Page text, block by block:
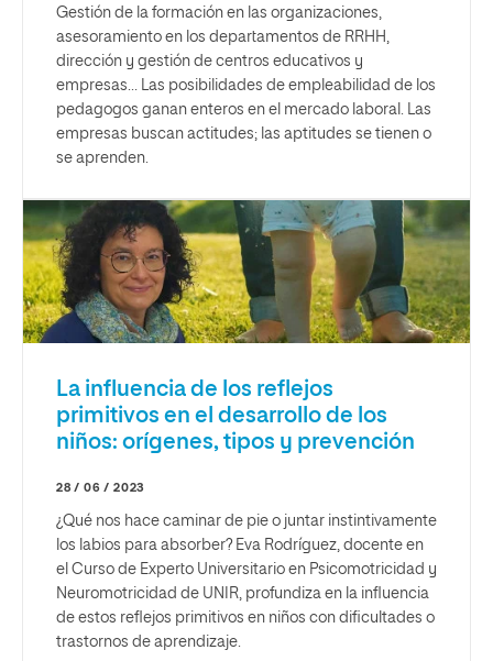
Gestión de la formación en las organizaciones,
asesoramiento en los departamentos de RRHH,
dirección y gestión de centros educativos y
empresas… Las posibilidades de empleabilidad de los
pedagogos ganan enteros en el mercado laboral. Las
empresas buscan actitudes; las aptitudes se tienen o
se aprenden.
La influencia de los reflejos
primitivos en el desarrollo de los
niños: orígenes, tipos y prevención
28 / 06 / 2023
¿Qué nos hace caminar de pie o juntar instintivamente
los labios para absorber? Eva Rodríguez, docente en
el Curso de Experto Universitario en Psicomotricidad y
Neuromotricidad de UNIR, profundiza en la influencia
de estos reflejos primitivos en niños con dificultades o
trastornos de aprendizaje.